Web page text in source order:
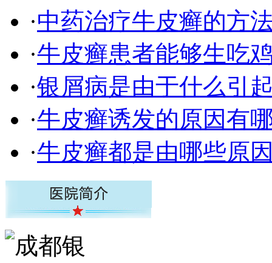
·中药治疗牛皮癣的方
·牛皮癣患者能够生吃
·银屑病是由于什么引
·牛皮癣诱发的原因有
·牛皮癣都是由哪些原